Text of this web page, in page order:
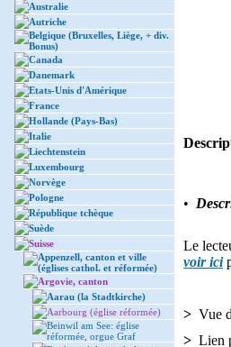
Australie
Autriche
Belgique (Bruxelles, Liège, + div.
Bonus)
Canada
Danemark
Etats-Unis d'Amérique
France
Hollande (Pays-Bas)
Italie
Liechtenstein
Luxembourg
Norvège
Pologne
République tchèque
Suède
Suisse
Appenzell, canton et ville
(églises cathol. et réformée)
Argovie, canton
Aarau (la Stadtkirche)
Aarbourg (église réformée)
Beinwil am See: église
réformée, orgue Graf
•
Le
voir ici
> Vue
> Lien